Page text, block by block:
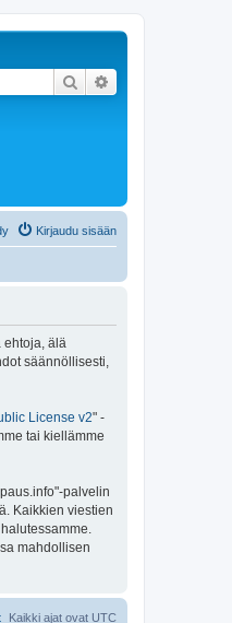
Etsi
Kirjaudu sisään
ehtoja, älä
säännöllisesti,
License v2" -
tai kiellämme
palvelin
Kaikkien viestien
mahdollisen
Kaikki ajat ovat UTC